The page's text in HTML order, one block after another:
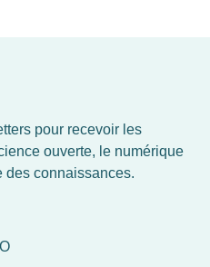
pour recevoir les
ouverte, le numérique
des connaissances.